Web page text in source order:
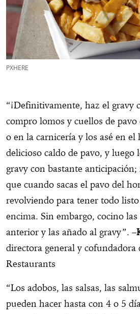
PXHERE
“¡Definitivamente, haz el gravy
compro lomos y cuellos de
o en la carnicería y los asé en
delicioso caldo de pavo, y luego
gravy con bastante
que cuando sacas el pavo del
revolviendo para tener todo
encima. Sin embargo, cocino
anterior y las añado al gravy”. –
directora general y cofundadora
Restaurants
“Los adobos, las salsas, las
pueden hacer hasta con 4 o 5